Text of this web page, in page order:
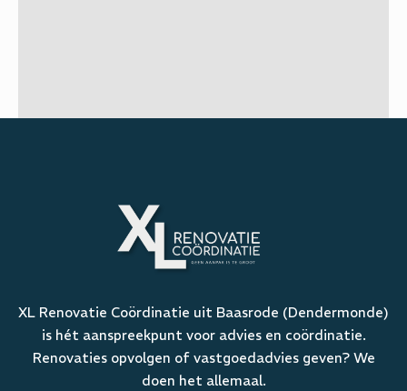
XL Renovatie Coördinatie uit Baasrode (Dendermonde)
is hét aanspreekpunt voor advies en coördinatie.
Renovaties opvolgen of vastgoedadvies geven? We
doen het allemaal.